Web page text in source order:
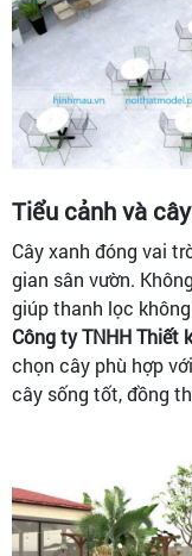
Tiểu cảnh và
Cây xanh đóng vai
gian sân vườn.
giúp thanh lọc
Công ty TNHH Thiết
chọn cây phù hợp
cây sống tốt, đồng